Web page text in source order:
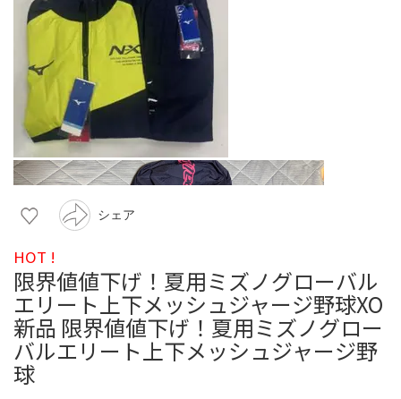
シェア
HOT !
限界値値下げ！夏用ミズノグローバル
エリート上下メッシュジャージ野球XO
新品 限界値値下げ！夏用ミズノグロー
バルエリート上下メッシュジャージ野
球